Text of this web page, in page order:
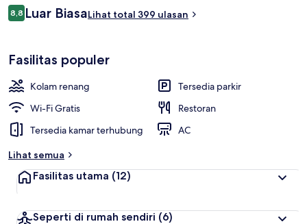
Ulasan
8,88,8 dari 10
Luar BiasaLihat total 399 ulasan
Fasilitas populer
Kolam renang
Tersedia parkir
Wi-Fi Gratis
Restoran
Tersedia kamar terhubung
AC
Lihat semua
Fasilitas utama (12)
Seperti di rumah sendiri (6)